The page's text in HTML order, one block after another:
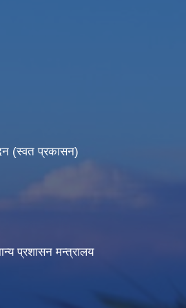
(स्वत प्रकासन)
प्रशासन मन्त्रालय